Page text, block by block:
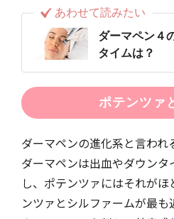
あわせて読みたい
ダーマペン４
タイムは？
ポテンツァ
ダーマペンの進化系と言われ
ダーマペンは出血やダウン
し、ポテンツァにはそれが
ンツァとシルファームが最